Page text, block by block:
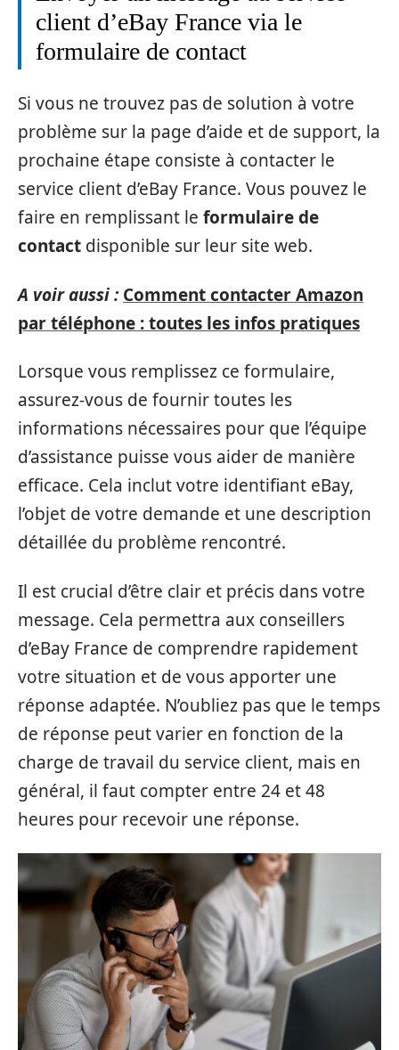
client d’eBay France via le
formulaire de contact
Si vous ne trouvez pas de solution à votre
problème sur la page d’aide et de support, la
prochaine étape consiste à contacter le
service client d’eBay France. Vous pouvez le
faire en remplissant le formulaire de
contact disponible sur leur site web.
A voir aussi : Comment contacter Amazon
par téléphone : toutes les infos pratiques
Lorsque vous remplissez ce formulaire,
assurez-vous de fournir toutes les
informations nécessaires pour que l’équipe
d’assistance puisse vous aider de manière
efficace. Cela inclut votre identifiant eBay,
l’objet de votre demande et une description
détaillée du problème rencontré.
Il est crucial d’être clair et précis dans votre
message. Cela permettra aux conseillers
d’eBay France de comprendre rapidement
votre situation et de vous apporter une
réponse adaptée. N’oubliez pas que le temps
de réponse peut varier en fonction de la
charge de travail du service client, mais en
général, il faut compter entre 24 et 48
heures pour recevoir une réponse.